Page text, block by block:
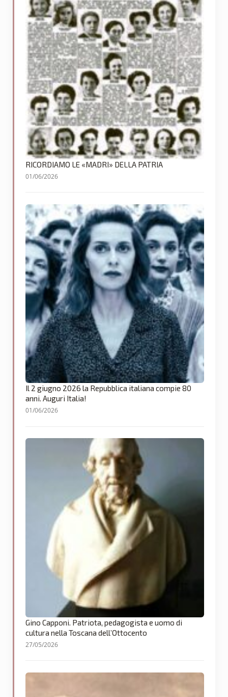
RICORDIAMO LE «MADRI» DELLA PATRIA
01/06/2026
Il 2 giugno 2026 la Repubblica italiana compie 80
anni. Auguri Italia!
01/06/2026
Gino Capponi. Patriota, pedagogista e uomo di
cultura nella Toscana dell’Ottocento
27/05/2026